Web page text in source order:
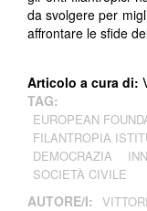
da svolgere per
affrontare le sfide
Articolo a cura di:
TAG:
EUROPEAN
FILANTROPIA
DEMOCRAZIA
SOCIETÀ CIVILE
AUTORE/I: